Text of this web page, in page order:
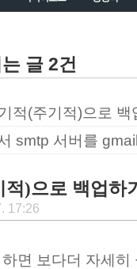
글 2건
적(주기적)으로 백
smtp 서버를
적)으로 백업하
17:26
면 보다더 자세